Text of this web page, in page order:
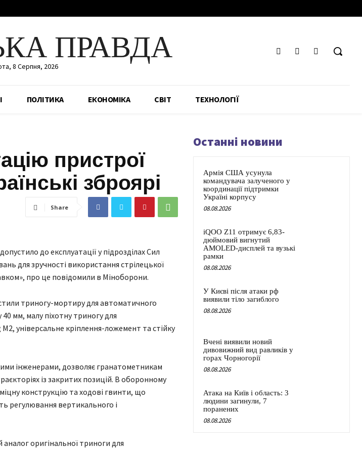
ПРАВДА
8 Серпня, 2026
ПОЛІТИКА ЕКОНОМІКА СВІТ ТЕХНОЛОГІЇ
пристрої
зброярі
Share
до експлуатації у підрозділах Сил
для зручності використання стрілецької
про це повідомили в Міноборони.
триногу-мортиру для автоматичного
мм, малу піхотну триногу для
універсальне кріплення-ложемент та стійку
інженерами, дозволяє гранатометникам
із закритих позицій. В оборонному
конструкцію та ходові гвинти, що
регулювання вертикального і
оригінальної триноги для
Останні новини
Армія США усунула
командувача залученого у
координації підтримки
Україні корпусу
08.08.2026
iQOO Z11 отримує 6,83-
дюймовий вигнутий
AMOLED-дисплей та вузькі
рамки
08.08.2026
У Києві після атаки рф
виявили тіло загиблого
08.08.2026
Вчені виявили новий
дивовижний вид равликів у
горах Чорногорії
08.08.2026
Атака на Київ і область: 3
людини загинули, 7
поранених
08.08.2026